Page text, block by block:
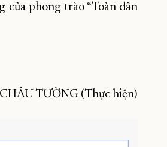
phong trào “Toàn dân
CHÂU TƯỜNG (Thực hiện)